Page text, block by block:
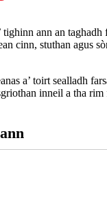
ann an taghadh
cinn, stuthan agus
a’ toirt sealladh
inneil a tha